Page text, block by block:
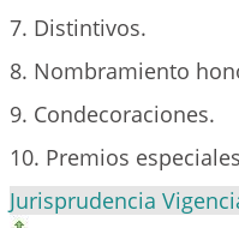
7. Distintivos.
8. Nombramiento
9. Condecoraciones.
10. Premios
Jurisprudencia